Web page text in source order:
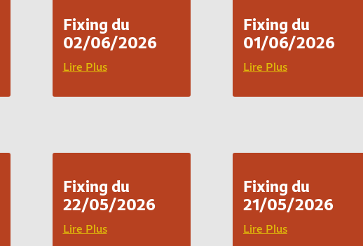
Fixing du
02/06/2026
Lire Plus
Fixing du
01/06/2026
Lire Plus
Fixing du
22/05/2026
Lire Plus
Fixing du
21/05/2026
Lire Plus